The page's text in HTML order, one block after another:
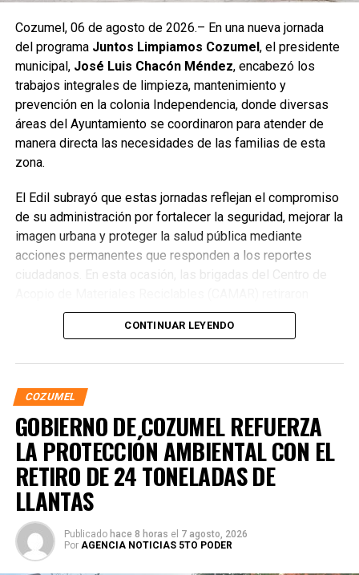
Cozumel, 06 de agosto de 2026.– En una nueva jornada
del programa Juntos Limpiamos Cozumel , el presidente
municipal, José Luis Chacón Méndez, encabezó los
trabajos integrales de limpieza, mantenimiento y
prevención en la colonia Independencia, donde diversas
áreas del Ayuntamiento se coordinaron para atender de
manera directa las necesidades de las familias de esta
zona.
El Edil subrayó que estas jornadas reflejan el compromiso
de su administración por fortalecer la seguridad, mejorar la
imagen urbana y proteger la salud pública mediante
acciones permanentes que responden a los reportes
ciudadanos. En esta ocasión, las brigadas del Centro de
cacharros equivalentes a seis camionetas, eliminando
focos de infección y acumulación de desechos.
CONTINUAR LEYENDO
COZUMEL
GOBIERNO DE COZUMEL REFUERZA
LA PROTECCIÓN AMBIENTAL CON EL
RETIRO DE 24 TONELADAS DE
LLANTAS
Publicado hace 8 horas el 7 agosto, 2026
Por AGENCIA NOTICIAS 5TO PODER